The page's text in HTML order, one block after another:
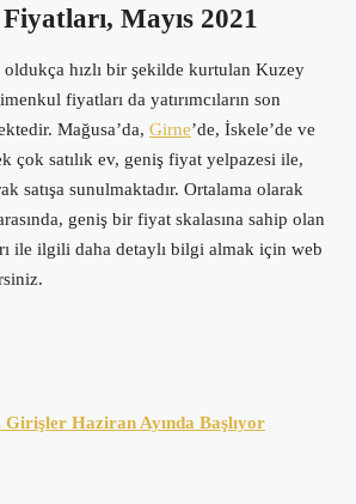
Mayıs 2021
hızlı bir şekilde kurtulan Kuzey
fiyatları da yatırımcıların son
Mağusa’da, Girne’de, İskele’de ve
çok satılık ev, geniş fiyat yelpazesi ile,
satışa sunulmaktadır. Ortalama olarak
geniş bir fiyat skalasına sahip olan
ile ilgili daha detaylı bilgi almak için web
Girişler Haziran Ayında Başlıyor